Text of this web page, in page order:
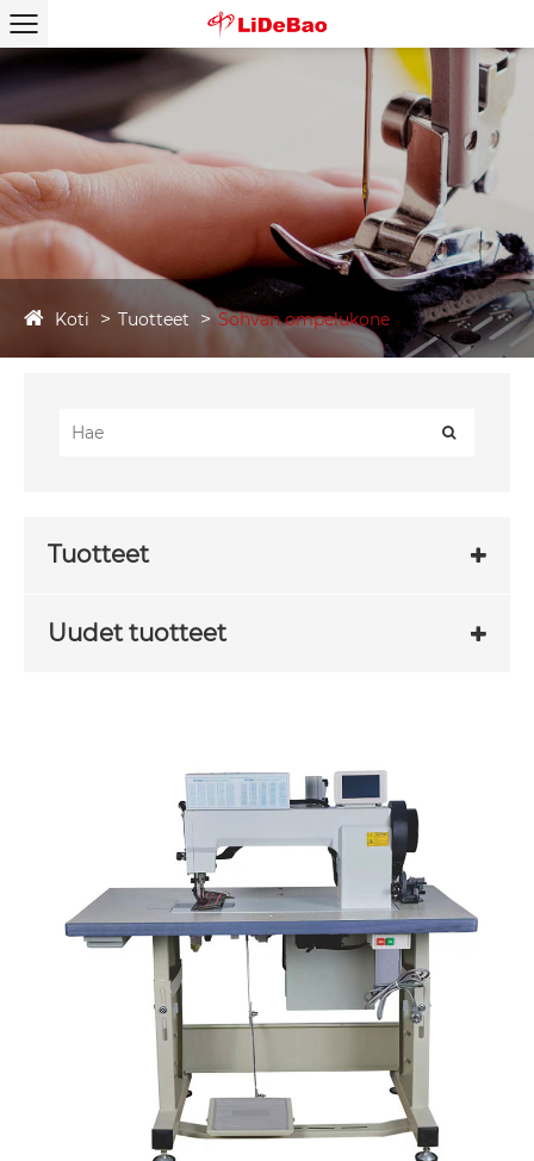
Koti Tuotteet Sohvan ompelukone
Tuotteet
Uudet tuotteet